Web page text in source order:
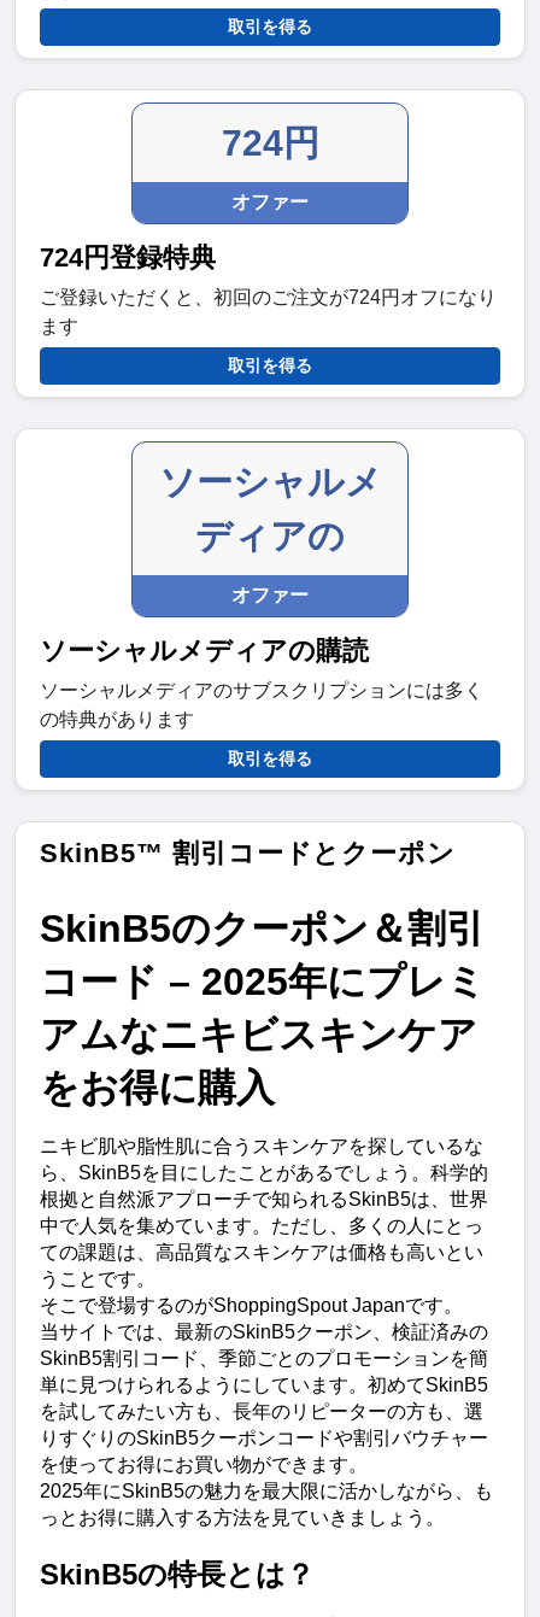
取引を得る
724円
オファー
724円登録特典
ご登録いただくと、初回のご注文が724円オフになり
ます
取引を得る
ソーシャルメ
ディアの
オファー
ソーシャルメディアの購読
ソーシャルメディアのサブスクリプションには多く
の特典があります
取引を得る
SkinB5™ 割引コードとクーポン
SkinB5のクーポン＆割引
コード – 2025年にプレミ
アムなニキビスキンケア
をお得に購入
ニキビ肌や脂性肌に合うスキンケアを探しているな
ら、SkinB5を目にしたことがあるでしょう。科学的
根拠と自然派アプローチで知られるSkinB5は、世界
中で人気を集めています。ただし、多くの人にとっ
ての課題は、高品質なスキンケアは価格も高いとい
うことです。
そこで登場するのがShoppingSpout Japanです。
当サイトでは、最新のSkinB5クーポン、検証済みの
SkinB5割引コード、季節ごとのプロモーションを簡
単に見つけられるようにしています。初めてSkinB5
を試してみたい方も、長年のリピーターの方も、選
りすぐりのSkinB5クーポンコードや割引バウチャー
を使ってお得にお買い物ができます。
2025年にSkinB5の魅力を最大限に活かしながら、も
っとお得に購入する方法を見ていきましょう。
SkinB5の特長とは？